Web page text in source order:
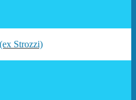
Strozzi)